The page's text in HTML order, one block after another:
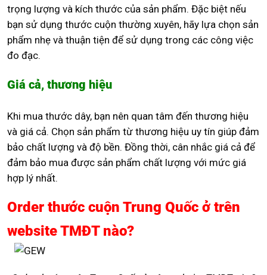
trọng lượng và kích thước của sản phẩm. Đặc biệt nếu
bạn sử dụng thước cuộn thường xuyên, hãy lựa chọn sản
phẩm nhẹ và thuận tiện để sử dụng trong các công việc
đo đạc.
Giá cả, thương hiệu
Khi mua thước dây, bạn nên quan tâm đến thương hiệu
và giá cả. Chọn sản phẩm từ thương hiệu uy tín giúp đảm
bảo chất lượng và độ bền. Đồng thời, cân nhắc giá cả để
đảm bảo mua được sản phẩm chất lượng với mức giá
hợp lý nhất.
Order thước cuộn Trung Quốc ở trên
website TMĐT nào?